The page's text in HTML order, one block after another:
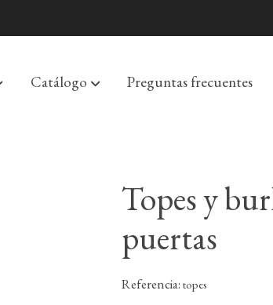
Catálogo Preguntas frecuentes
Topes y
puertas
Referencia:topes